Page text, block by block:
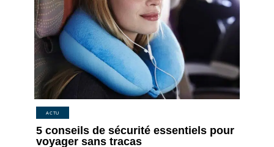
ACTU
5 conseils de sécurité essentiels pour
voyager sans tracas